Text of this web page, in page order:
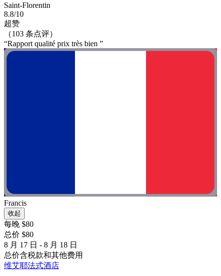
Saint-Florentin
8.8/10
超赞
（103 条点评）
“Rapport qualité prix très bien ”
Francis
收起
每晚 $80
总价 $80
8 月 17 日 - 8 月 18 日
总价含税款和其他费用
维艾耶法式酒店